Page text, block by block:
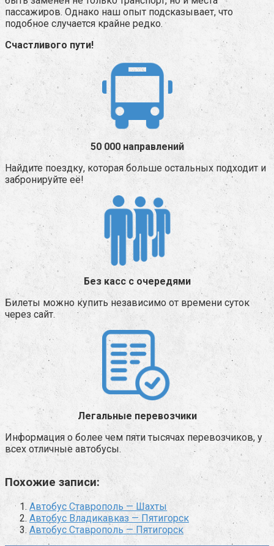
пассажиров. Однако наш опыт подсказывает, что
подобное случается крайне редко.
Счастливого пути!
50 000 направлений
Найдите поездку, которая больше остальных подходит и
забронируйте её!
Без касс с очередями
Билеты можно купить независимо от времени суток
через сайт.
Легальные перевозчики
Информация о более чем пяти тысячах перевозчиков, у
всех отличные автобусы.
Похожие записи:
Автобус Ставрополь — Шахты
Автобус Владикавказ — Пятигорск
Автобус Ставрополь — Пятигорск